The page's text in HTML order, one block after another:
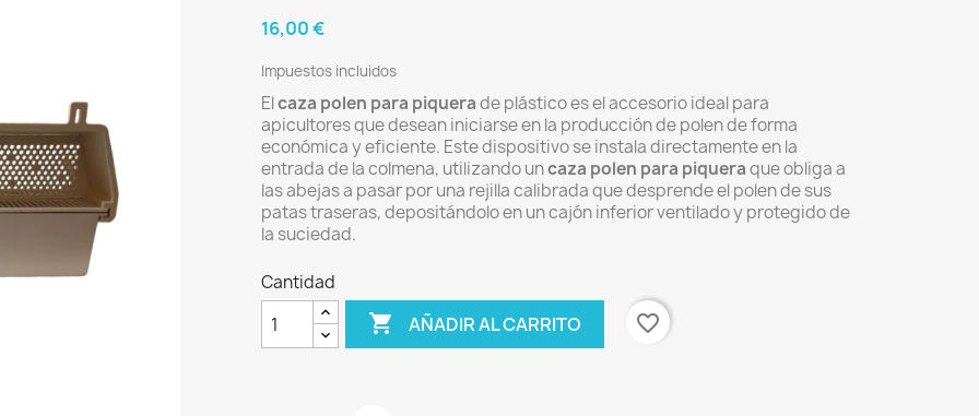
16,00 €
Impuestos incluidos
Elcaza polen para piquerade plástico es el accesorio ideal para
apicultores que desean iniciarse en la producción de polen de forma
económica y eficiente. Este dispositivo se instala directamente en la
entrada de la colmena, utilizando uncaza polen para piqueraque obliga a
las abejas a pasar por una rejilla calibrada que desprende el polen de sus
patas traseras, depositándolo en un cajón inferior ventilado y protegido de
la suciedad.
Cantidad
 AÑADIR AL CARRITO favorite_border